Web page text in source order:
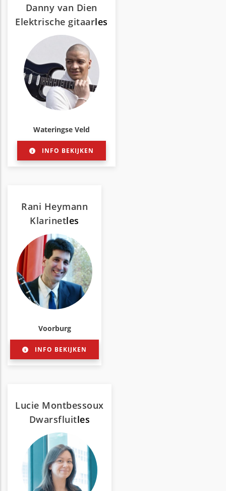
Danny van Dien
Elektrische gitaarles
Wateringse Veld
INFO BEKIJKEN
Rani Heymann
Klarinetles
Voorburg
INFO BEKIJKEN
Lucie Montbessoux
Dwarsfluitles